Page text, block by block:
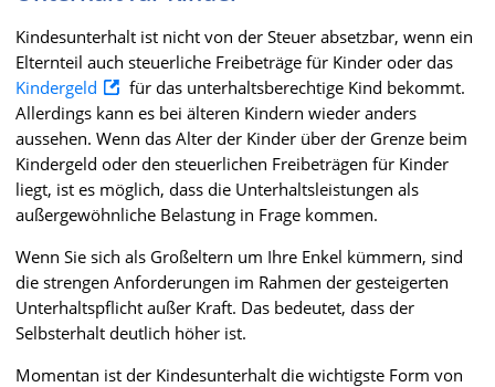
Kindesunterhalt ist nicht von der Steuer absetzbar, wenn ein
Elternteil auch steuerliche Freibeträge für Kinder oder das
Kindergeld
für das unterhaltsberechtige Kind bekommt.
Allerdings kann es bei älteren Kindern wieder anders
aussehen. Wenn das Alter der Kinder über der Grenze beim
Kindergeld oder den steuerlichen Freibeträgen für Kinder
liegt, ist es möglich, dass die Unterhaltsleistungen als
außergewöhnliche Belastung in Frage kommen.
Wenn Sie sich als Großeltern um Ihre Enkel kümmern, sind
die strengen Anforderungen im Rahmen der gesteigerten
Unterhaltspflicht außer Kraft. Das bedeutet, dass der
Selbsterhalt deutlich höher ist.
Momentan ist der Kindesunterhalt die wichtigste Form von